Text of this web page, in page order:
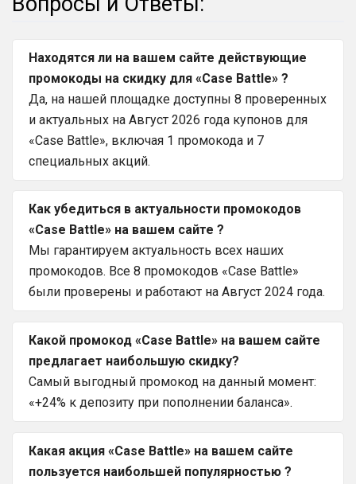
Находятся ли на вашем сайте действующие
промокоды на скидку для «Case Battle» ?
Да, на нашей площадке доступны 8 проверенных
и актуальных на Август 2026 года купонов для
«Case Battle», включая 1 промокода и 7
специальных акций.
Как убедиться в актуальности промокодов
«Case Battle» на вашем сайте ?
Мы гарантируем актуальность всех наших
промокодов. Все 8 промокодов «Case Battle»
были проверены и работают на Август 2024 года.
Какой промокод «Case Battle» на вашем сайте
предлагает наибольшую скидку?
Самый выгодный промокод на данный момент:
«+24% к депозиту при пополнении баланса».
Какая акция «Case Battle» на вашем сайте
пользуется наибольшей популярностью ?